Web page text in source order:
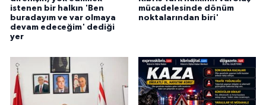
istenen bir halkın 'Ben
buradayım ve var olmaya
devam edeceğim' dediği
yer
mücadelesinde dönüm
noktalarından biri'